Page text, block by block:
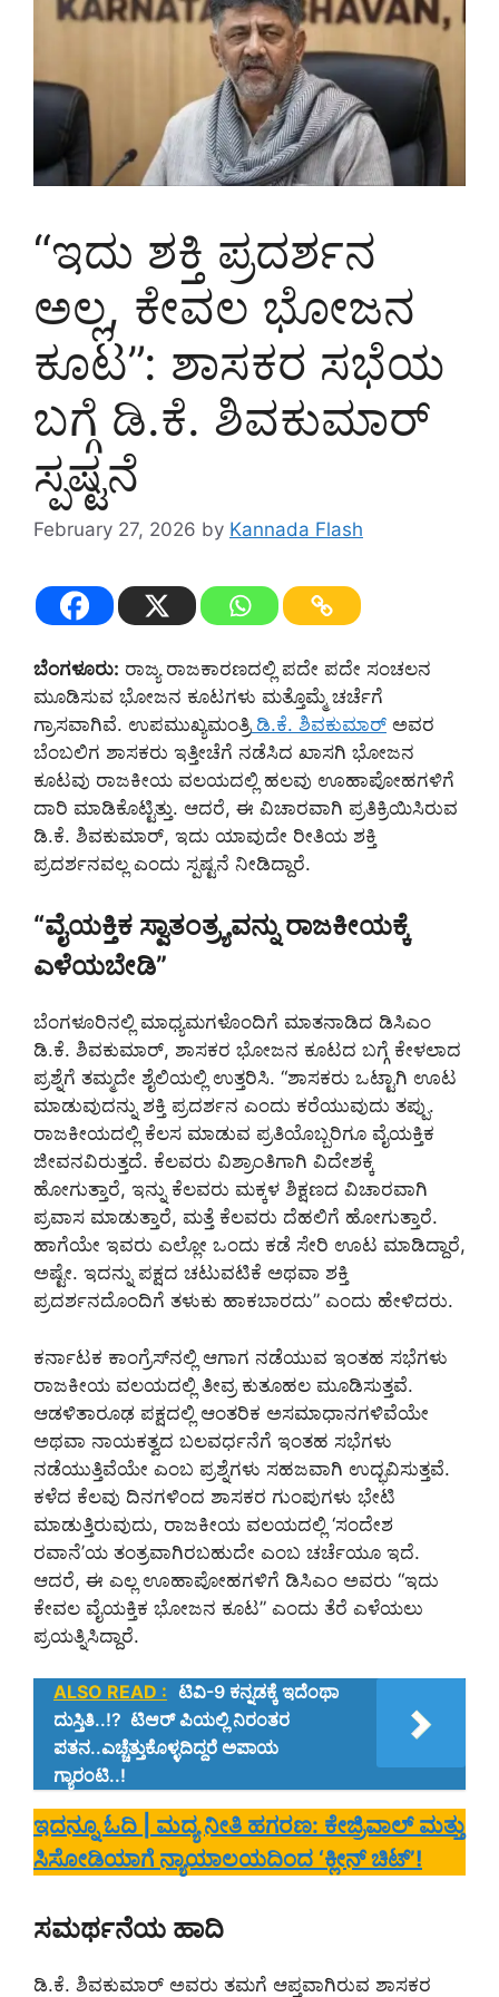
“ಇದು ಶಕ್ತಿ ಪ್ರದರ್ಶನ
ಅಲ್ಲ, ಕೇವಲ ಭೋಜನ
ಕೂಟ”: ಶಾಸಕರ ಸಭೆಯ
ಬಗ್ಗೆ ಡಿ.ಕೆ. ಶಿವಕುಮಾರ್
ಸ್ಪಷ್ಟನೆ
February 27, 2026 by Kannada Flash
ಬೆಂಗಳೂರು: ರಾಜ್ಯ ರಾಜಕಾರಣದಲ್ಲಿ ಪದೇ ಪದೇ ಸಂಚಲನ
ಮೂಡಿಸುವ ಭೋಜನ ಕೂಟಗಳು ಮತ್ತೊಮ್ಮೆ ಚರ್ಚೆಗೆ
ಗ್ರಾಸವಾಗಿವೆ. ಉಪಮುಖ್ಯಮಂತ್ರಿಡಿ.ಕೆ. ಶಿವಕುಮಾರ್ ಅವರ
ಬೆಂಬಲಿಗ ಶಾಸಕರು ಇತ್ತೀಚೆಗೆ ನಡೆಸಿದ ಖಾಸಗಿ ಭೋಜನ
ಕೂಟವು ರಾಜಕೀಯ ವಲಯದಲ್ಲಿ ಹಲವು ಊಹಾಪೋಹಗಳಿಗೆ
ದಾರಿ ಮಾಡಿಕೊಟ್ಟಿತ್ತು. ಆದರೆ, ಈ ವಿಚಾರವಾಗಿ ಪ್ರತಿಕ್ರಿಯಿಸಿರುವ
ಡಿ.ಕೆ. ಶಿವಕುಮಾರ್, ಇದು ಯಾವುದೇ ರೀತಿಯ ಶಕ್ತಿ
ಪ್ರದರ್ಶನವಲ್ಲ ಎಂದು ಸ್ಪಷ್ಟನೆ ನೀಡಿದ್ದಾರೆ.
“ವೈಯಕ್ತಿಕ ಸ್ವಾತಂತ್ರ್ಯವನ್ನು ರಾಜಕೀಯಕ್ಕೆ
ಎಳೆಯಬೇಡಿ”
ಬೆಂಗಳೂರಿನಲ್ಲಿ ಮಾಧ್ಯಮಗಳೊಂದಿಗೆ ಮಾತನಾಡಿದ ಡಿಸಿಎಂ
ಡಿ.ಕೆ. ಶಿವಕುಮಾರ್, ಶಾಸಕರ ಭೋಜನ ಕೂಟದ ಬಗ್ಗೆ ಕೇಳಲಾದ
ಪ್ರಶ್ನೆಗೆ ತಮ್ಮದೇ ಶೈಲಿಯಲ್ಲಿ ಉತ್ತರಿಸಿ. “ಶಾಸಕರು ಒಟ್ಟಾಗಿ ಊಟ
ಮಾಡುವುದನ್ನು ಶಕ್ತಿ ಪ್ರದರ್ಶನ ಎಂದು ಕರೆಯುವುದು ತಪ್ಪು.
ರಾಜಕೀಯದಲ್ಲಿ ಕೆಲಸ ಮಾಡುವ ಪ್ರತಿಯೊಬ್ಬರಿಗೂ ವೈಯಕ್ತಿಕ
ಜೀವನವಿರುತ್ತದೆ. ಕೆಲವರು ವಿಶ್ರಾಂತಿಗಾಗಿ ವಿದೇಶಕ್ಕೆ
ಹೋಗುತ್ತಾರೆ, ಇನ್ನು ಕೆಲವರು ಮಕ್ಕಳ ಶಿಕ್ಷಣದ ವಿಚಾರವಾಗಿ
ಪ್ರವಾಸ ಮಾಡುತ್ತಾರೆ, ಮತ್ತೆ ಕೆಲವರು ದೆಹಲಿಗೆ ಹೋಗುತ್ತಾರೆ.
ಹಾಗೆಯೇ ಇವರು ಎಲ್ಲೋ ಒಂದು ಕಡೆ ಸೇರಿ ಊಟ ಮಾಡಿದ್ದಾರೆ,
ಅಷ್ಟೇ. ಇದನ್ನು ಪಕ್ಷದ ಚಟುವಟಿಕೆ ಅಥವಾ ಶಕ್ತಿ
ಪ್ರದರ್ಶನದೊಂದಿಗೆ ತಳುಕು ಹಾಕಬಾರದು” ಎಂದು ಹೇಳಿದರು.
ಕರ್ನಾಟಕ ಕಾಂಗ್ರೆಸ್‌ನಲ್ಲಿ ಆಗಾಗ ನಡೆಯುವ ಇಂತಹ ಸಭೆಗಳು
ರಾಜಕೀಯ ವಲಯದಲ್ಲಿ ತೀವ್ರ ಕುತೂಹಲ ಮೂಡಿಸುತ್ತವೆ.
ಆಡಳಿತಾರೂಢ ಪಕ್ಷದಲ್ಲಿ ಆಂತರಿಕ ಅಸಮಾಧಾನಗಳಿವೆಯೇ
ಅಥವಾ ನಾಯಕತ್ವದ ಬಲವರ್ಧನೆಗೆ ಇಂತಹ ಸಭೆಗಳು
ನಡೆಯುತ್ತಿವೆಯೇ ಎಂಬ ಪ್ರಶ್ನೆಗಳು ಸಹಜವಾಗಿ ಉದ್ಭವಿಸುತ್ತವೆ.
ಕಳೆದ ಕೆಲವು ದಿನಗಳಿಂದ ಶಾಸಕರ ಗುಂಪುಗಳು ಭೇಟಿ
ಮಾಡುತ್ತಿರುವುದು, ರಾಜಕೀಯ ವಲಯದಲ್ಲಿ ‘ಸಂದೇಶ
ರವಾನೆ’ಯ ತಂತ್ರವಾಗಿರಬಹುದೇ ಎಂಬ ಚರ್ಚೆಯೂ ಇದೆ.
ಆದರೆ, ಈ ಎಲ್ಲ ಊಹಾಪೋಹಗಳಿಗೆ ಡಿಸಿಎಂ ಅವರು “ಇದು
ಕೇವಲ ವೈಯಕ್ತಿಕ ಭೋಜನ ಕೂಟ” ಎಂದು ತೆರೆ ಎಳೆಯಲು
ಪ್ರಯತ್ನಿಸಿದ್ದಾರೆ.
ALSO READ : ಟಿವಿ-9 ಕನ್ನಡಕ್ಕೆ ಇದೆಂಥಾ
ದುಸ್ತಿತಿ..!? ಟಿಆರ್ ಪಿಯಲ್ಲಿ ನಿರಂತರ
ಪತನ..ಎಚ್ಚೆತ್ತುಕೊಳ್ಳದಿದ್ದರೆ ಅಪಾಯ
ಗ್ಯಾರಂಟಿ..!
ಇದನ್ನೂ ಓದಿ | ಮದ್ಯ ನೀತಿ ಹಗರಣ: ಕೇಜ್ರಿವಾಲ್ ಮತ್ತು
ಸಿಸೋಡಿಯಾಗೆ ನ್ಯಾಯಾಲಯದಿಂದ ‘ಕ್ಲೀನ್ ಚಿಟ್’!
ಸಮರ್ಥನೆಯ ಹಾದಿ
ಡಿ.ಕೆ. ಶಿವಕುಮಾರ್ ಅವರು ತಮಗೆ ಆಪ್ತವಾಗಿರುವ ಶಾಸಕರ